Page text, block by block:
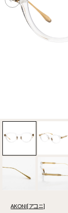
AKONI[アコニ]